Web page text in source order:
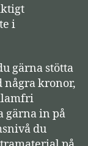
i
gärna stötta
kronor,
gärna in på
du